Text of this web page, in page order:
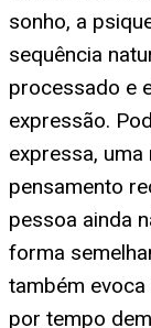
sonho, a
sequência
processado e
expressão.
expressa,
pensamento
pessoa ainda
forma
também
por tempo